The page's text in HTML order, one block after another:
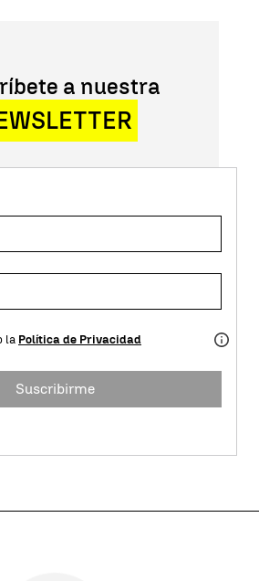
a nuestra
la Política de Privacidad
Suscribirme